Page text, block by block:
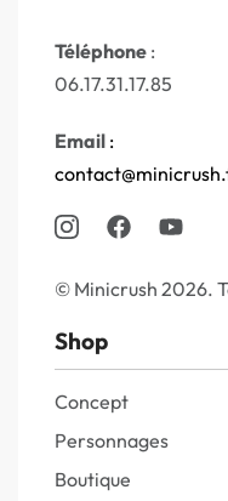
Téléphone :
06.17.31.17.85
Email :
© Minicrush 2026.
Shop
Concept
Personnages
Boutique